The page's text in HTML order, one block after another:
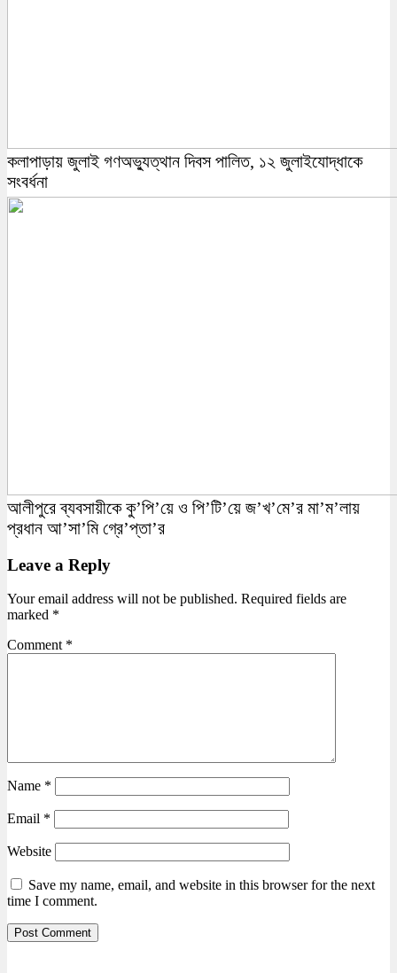
কলাপাড়ায় জুলাই গণঅভ্যুত্থান দিবস পালিত, ১২ জুলাইযোদ্ধাকে
সংবর্ধনা
আলীপুরে ব্যবসায়ীকে কু’পি’য়ে ও পি’টি’য়ে জ’খ’মে’র মা’ম’লায়
প্রধান আ’সা’মি গ্রে’প্তা’র
Leave a Reply
Your email address will not be published. Required fields are
marked *
Comment *
Name *
Email *
Website
Save my name, email, and website in this browser for the next
time I comment.